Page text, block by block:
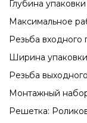
Глубина
Максимальное
Резьба входного
Ширина
Резьба
Монтажный
Решетка: